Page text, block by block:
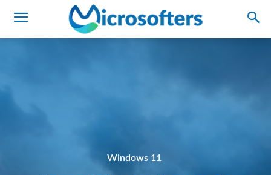
Windows 11